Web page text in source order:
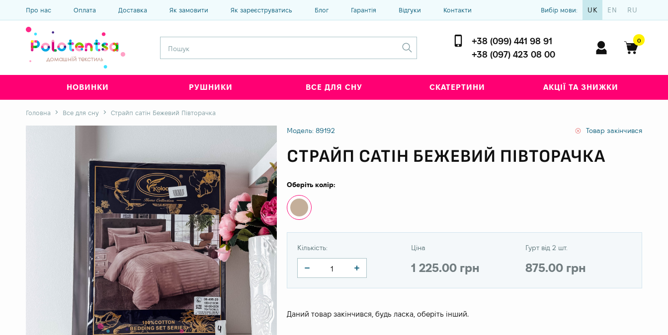
Про нас Оплата Доставка Як замовити Як зареєструватись Блог Гарантія Відгуки Контакти Вибір мови: UK EN RU
+38 (099) 441 98 91
+38 (097) 423 08 00
0
НОВИНКИ РУШНИКИ ВСЕ ДЛЯ СНУ СКАТЕРТИНИ АКЦІЇ ТА ЗНИЖКИ
Головна Все для сну Страйп сатін Бежевий Півторачка
Модель: 89192 Товар закінчився
СТРАЙП САТІН БЕЖЕВИЙ ПІВТОРАЧКА
Оберіть колір:
Кількість: Ціна
1 225.00 грн
Гурт від 2 шт.
875.00 грн
Даний товар закінчився, будь ласка, оберіть інший.